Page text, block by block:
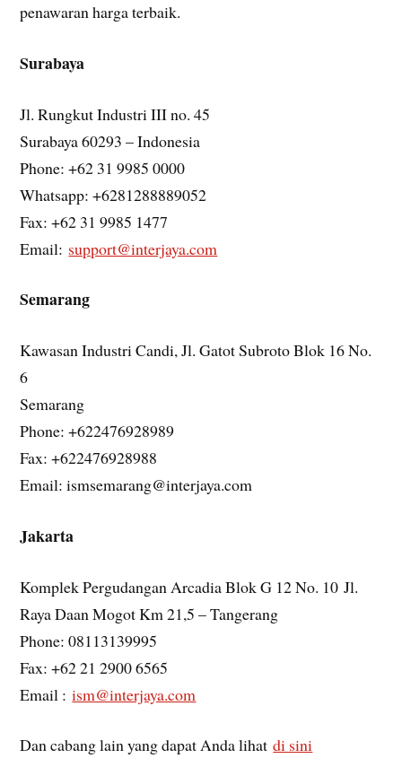
penawaran harga terbaik.
Surabaya
Jl. Rungkut Industri III no. 45
Surabaya 60293 – Indonesia
Phone: +62 31 9985 0000
Whatsapp: +6281288889052
Fax: +62 31 9985 1477
Email: support@interjaya.com
Semarang
Kawasan Industri Candi, Jl. Gatot Subroto Blok 16 No.
6
Semarang
Phone: +622476928989
Fax: +622476928988
Email: ismsemarang@interjaya.com
Jakarta
Komplek Pergudangan Arcadia Blok G 12 No. 10 Jl.
Raya Daan Mogot Km 21,5 – Tangerang
Phone: 08113139995
Fax: +62 21 2900 6565
Email :ism@interjaya.com
Dan cabang lain yang dapat Anda lihatdi sini